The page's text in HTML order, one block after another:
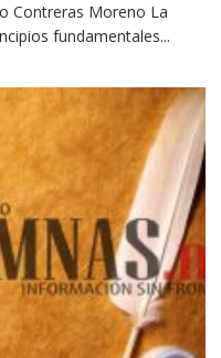
Contreras Moreno La
fundamentales...